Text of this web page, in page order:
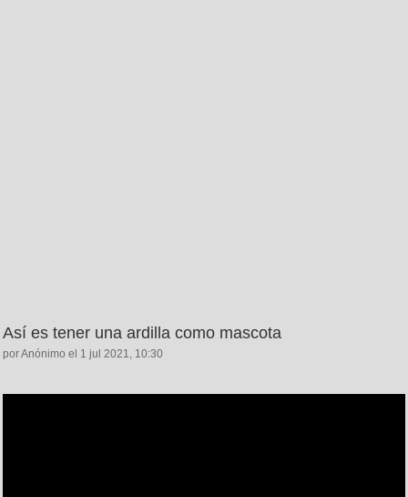
Así es tener una ardilla como mascota
por Anónimo el 1 jul 2021, 10:30